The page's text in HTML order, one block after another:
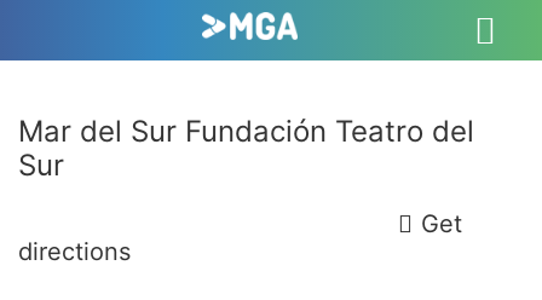
Mar del Sur Fundación Teatro del
Sur
Get
directions